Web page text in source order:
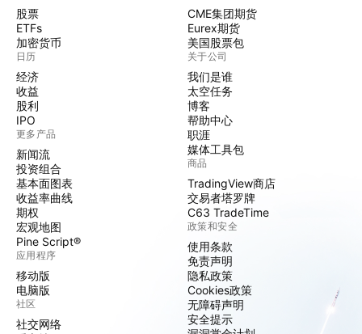
股票
ETFs
加密货币
日历
经济
收益
股利
IPO
更多产品
新闻流
投资组合
基本面图表
收益率曲线
期权
宏观地图
Pine Script®
应用程序
移动版
电脑版
社区
社交网络
CME集团期货
Eurex期货
美国股票包
关于公司
我们是谁
太空任务
博客
帮助中心
职涯
媒体工具包
商品
TradingView商店
交易者塔罗牌
C63 TradeTime
政策和安全
使用条款
免责声明
隐私政策
Cookies政策
无障碍声明
安全提示